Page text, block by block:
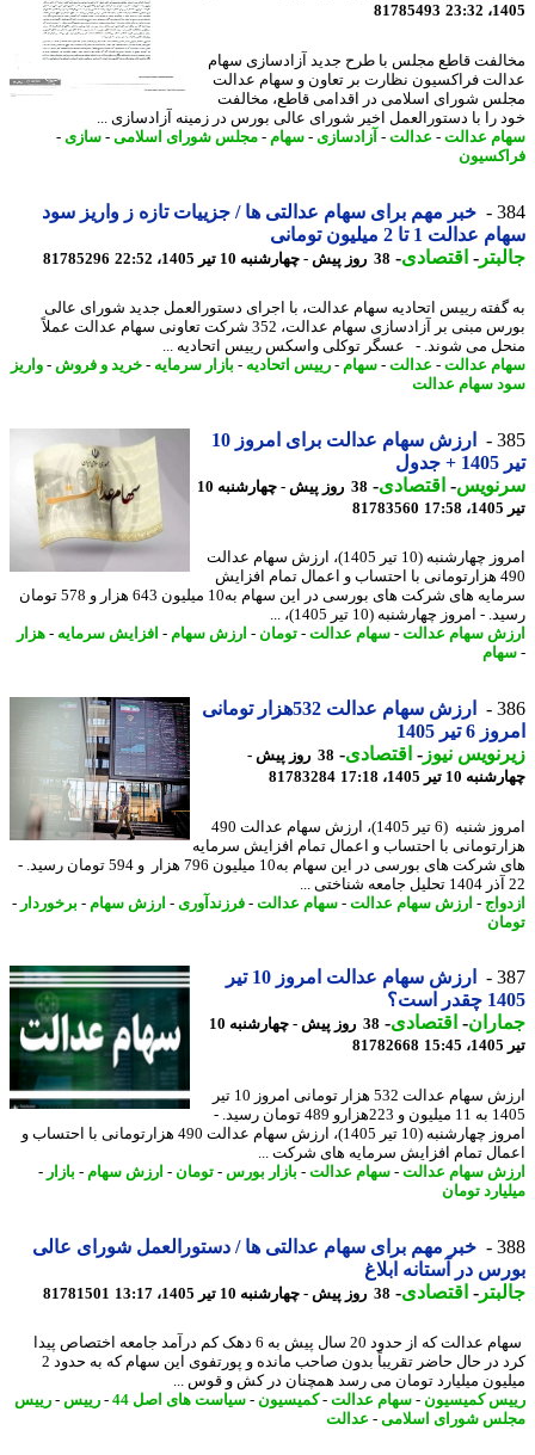
81785493
قاطع مجلس با طرح جدید آزادسازی سهام
فراکسیون نظارت بر تعاون و سهام عدالت
شورای اسلامی در اقدامی قاطع، مخالفت
را با دستورالعمل اخیر شورای عالی بورس در زمینه آزادسازی ...
عدالت-عدالت-آزادسازی- سهام-مجلس شورای اسلامی-سازی-
خبر مهم برای سهام عدالتی ها / جزییات تازه ز واریز سود
1 تا 2 میلیون تومانی
-اقتصادی-38 روز پیش - چهارشنبه 10 تیر 1405، 22:52 81785296
رییس اتحادیه سهام عدالت، با اجرای دستورالعمل جدید شورای عالی
بورس مبنی بر آزادسازی سهام عدالت، 352 شرکت تعاونی سهام عدالت عملاً
می شوند. - عسگر توکلی واسکس رییس اتحادیه ...
عدالت-عدالت-سهام-رییس اتحادیه-بازار سرمایه -خرید و فروش -واریز
سهام عدالت
ارزش سهام عدالت برای امروز 10
-اقتصادی-
38 روز پیش - چهارشنبه 10
81783560
امروز چهارشنبه (10 تیر 1405)، ارزش سهام عدالت
490 هزارتومانی با احتساب و اعمال تمام افزایش
سرمایه های شرکت های بورسی در این سهام به10 میلیون 643 هزار و 578 تومان
- امروز چهارشنبه (10 تیر 1405)، ...
سهام عدالت-سهام عدالت-تومان-ارزش سهام-افزایش سرمایه -هزار
ارزش سهام عدالت 532هزار تومانی
تیر 1405
نیوز-اقتصادی-
38 روز پیش -
10 تیر 1405، 17:18
81783284
امروز شنبه (6 تیر 1405)، ارزش سهام عدالت 490
با احتساب و اعمال تمام افزایش سرمایه
های شرکت های بورسی در این سهام به10 میلیون 796 هزار و 594 تومان رسید. -
-ارزش سهام عدالت-سهام عدالت-فرزندآوری - ارزش سهام-برخوردار-
ارزش سهام عدالت امروز 10 تیر
است؟
- اقتصادی-
38 روز پیش - چهارشنبه 10
81782668
ارزش سهام عدالت 532 هزار تومانی امروز 10 تیر
1405 به 11 میلیون و 223هزارو 489 تومان رسید. -
امروز چهارشنبه (10 تیر 1405)، ارزش سهام عدالت 490 هزارتومانی با احتساب و
تمام افزایش سرمایه های شرکت ...
سهام عدالت-سهام عدالت-بازار بورس-تومان-ارزش سهام-بازار -
تومان
خبر مهم برای سهام عدالتی ها / دستورالعمل شورای عالی
در آستانه ابلاغ
-اقتصادی-38 روز پیش - چهارشنبه 10 تیر 1405، 13:17 81781501
سهام عدالت که از حدود 20 سال پیش به 6 دهک کم درآمد جامعه اختصاص پیدا
کرد در حال حاضر تقریباً بدون صاحب مانده و پورتفوی این سهام که به حدود 2
میلیارد تومان می رسد همچنان در کش و قوس ...
کمیسیون-سهام عدالت-کمیسیون-سیاست های اصل 44 - رییس -رییس
شورای اسلامی-عدالت